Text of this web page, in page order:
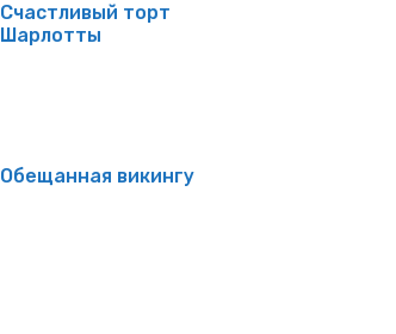
Счастливый торт
Шарлотты
Обещанная викингу